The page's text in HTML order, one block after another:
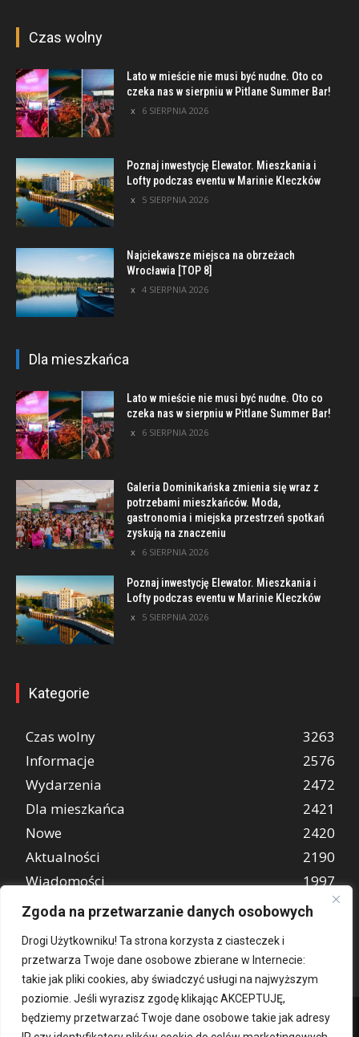
Zgoda na przetwarzanie danych osobowych
Drogi Użytkowniku! Ta strona korzysta z ciasteczek i
przetwarza Twoje dane osobowe zbierane w Internecie:
takie jak pliki cookies, aby świadczyć usługi na najwyższym
poziomie. Jeśli wyrazisz zgodę klikając AKCEPTUJĘ,
będziemy przetwarzać Twoje dane osobowe takie jak adresy
Czas wolny
Lato w mieście nie musi być nudne. Oto co
czeka nas w sierpniu w Pitlane Summer Bar!
6 SIERPNIA 2026
Poznaj inwestycję Elewator. Mieszkania i
Lofty podczas eventu w Marinie Kleczków
5 SIERPNIA 2026
Najciekawsze miejsca na obrzeżach
Wrocławia [TOP 8]
4 SIERPNIA 2026
Dla mieszkańca
Lato w mieście nie musi być nudne. Oto co
czeka nas w sierpniu w Pitlane Summer Bar!
6 SIERPNIA 2026
Galeria Dominikańska zmienia się wraz z
potrzebami mieszkańców. Moda,
gastronomia i miejska przestrzeń spotkań
zyskują na znaczeniu
6 SIERPNIA 2026
Poznaj inwestycję Elewator. Mieszkania i
Lofty podczas eventu w Marinie Kleczków
5 SIERPNIA 2026
Kategorie
Czas wolny
3263
Informacje
2576
Wydarzenia
2472
Dla mieszkańca
2421
Nowe
2420
Aktualności
2190
Wiadomości
1997
REKLAMA
849